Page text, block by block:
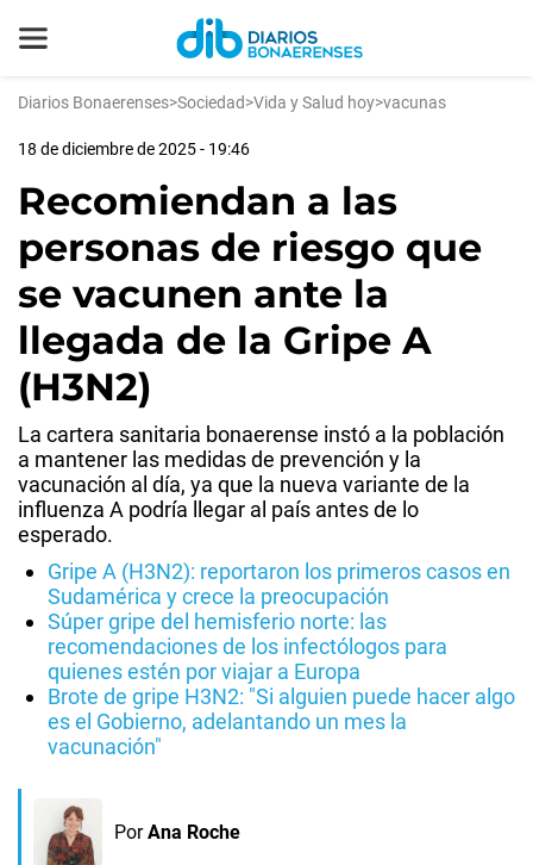
Diarios Bonaerenses>Sociedad>Vida y Salud hoy>vacunas
18 de diciembre de 2025 - 19:46
Recomiendan a las
personas de riesgo que
se vacunen ante la
llegada de la Gripe A
(H3N2)
La cartera sanitaria bonaerense instó a la población
a mantener las medidas de prevención y la
vacunación al día, ya que la nueva variante de la
influenza A podría llegar al país antes de lo
esperado.
Gripe A (H3N2): reportaron los primeros casos en
Sudamérica y crece la preocupación
Súper gripe del hemisferio norte: las
recomendaciones de los infectólogos para
quienes estén por viajar a Europa
Brote de gripe H3N2: "Si alguien puede hacer algo
es el Gobierno, adelantando un mes la
vacunación"
Por Ana Roche